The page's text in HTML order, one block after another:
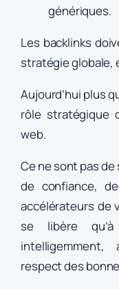
génériques.
Les backlinks
stratégie globale,
Aujourd’hui plus
rôle stratégique
web.
Ce ne sont pas
de confiance,
accélérateurs de
se libère
respect des